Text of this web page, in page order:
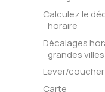
Calculez le
horaire
Décalages
grandes villes
Lever/
Carte